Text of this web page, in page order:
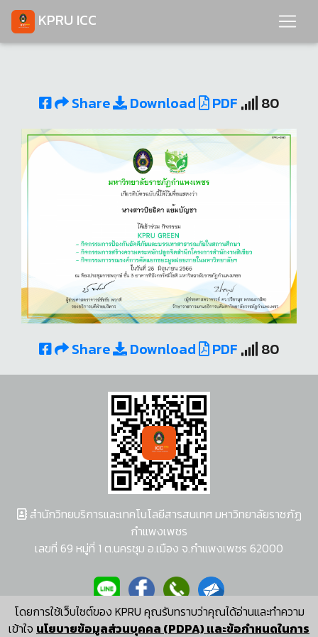
KPRU ICC
Share Download PDF 80
Share Download PDF 80
โดยการใช้เว็บไซต์ของ KPRU คุณรับทราบว่าคุณได้อ่านและทำความ
เข้าใจ นโยบายข้อมูลส่วนบุคคล (PDPA) และข้อกำหนดในการ
สำนักวิทยบริการและเทคโนโลยีสารสนเทศ มหาวิทยาลัยราชภัฏ
กำแพงเพชร
เลขที่ 69 หมู่ที่ 1 ต.นครชุม อ.เมือง จ.กำแพงเพชร 62000
ผู้พัฒนาระบบ อนุชา พวงผกา